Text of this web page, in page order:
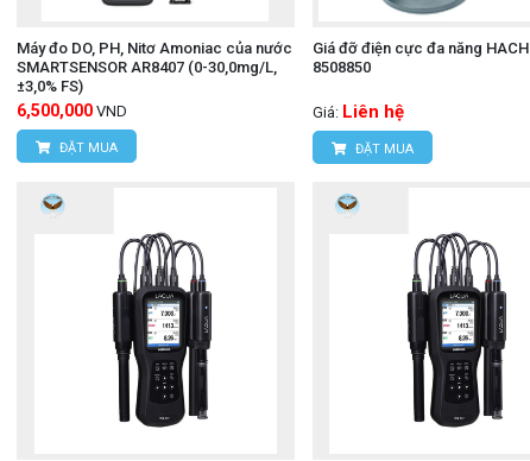
Máy đo DO, PH, Nitơ Amoniac của nước
SMARTSENSOR AR8407 (0-30,0mg/L,
±3,0% FS)
6,500,000 VND
ĐẶT MUA
Giá đỡ điện cực đa năng HACH
8508850
Giá: Liên hệ
ĐẶT MUA